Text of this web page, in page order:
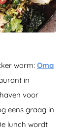
warm: Oma
in
voor
eens graag in
lunch wordt